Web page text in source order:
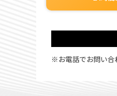
※お電話でお問い合